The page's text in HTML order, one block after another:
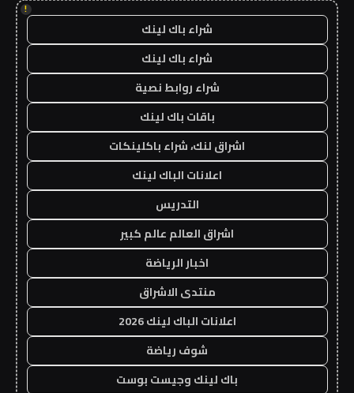
!
شراء باك لينك
شراء باك لينك
شراء روابط نصية
باقات باك لينك
اشراق لنك، شراء باكلينكات
اعلانات الباك لينك
التدريس
اشراق العالم عالم كبير
اخبار الرياضة
منتدى الاشراق
اعلانات الباك لينك 2026
شوف رياضة
باك لينك وجيست بوست